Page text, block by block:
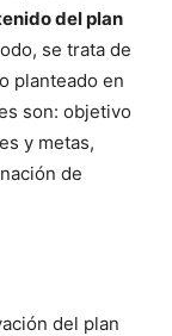
del plan
se trata de
planteado en
son: objetivo
y metas,
de
del plan